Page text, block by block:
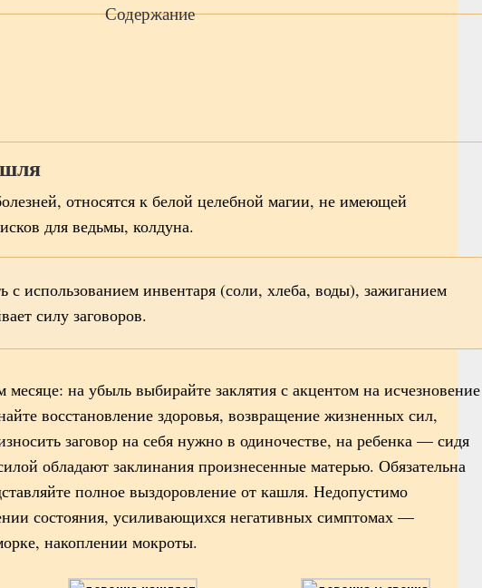
Содержание
относятся к белой целебной магии, не имеющей
для ведьмы, колдуна.
с использованием инвентаря (соли, хлеба, воды), зажиганием
силу заговоров.
на убыль выбирайте заклятия с акцентом на исчезновение
восстановление здоровья, возвращение жизненных сил,
заговор на себя нужно в одиночестве, на ребенка — сидя
обладают заклинания произнесенные матерью. Обязательна
полное выздоровление от кашля. Недопустимо
состояния, усиливающихся негативных симптомах —
накоплении мокроты.